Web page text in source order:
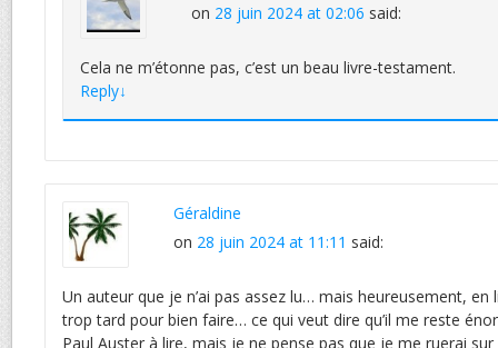
on 28 juin 2024 at 02:06 said:
Cela ne m’étonne pas, c’est un beau livre-testament.
Reply↓
Géraldine
on 28 juin 2024 at 11:11 said:
Un auteur que je n’ai pas assez lu… mais heureusement, en
trop tard pour bien faire… ce qui veut dire qu’il me reste
Paul Auster à lire, mais je ne pense pas que je me ruerai